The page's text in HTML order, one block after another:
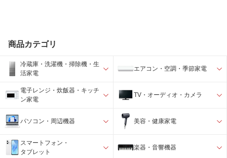
商品カテゴリ
冷蔵庫・洗濯機・掃除機・生
活家電
エアコン・空調・季節家電
電子レンジ・炊飯器・キッチ
ン家電
TV・オーディオ・カメラ
パソコン・周辺機器 美容・健康家電
スマートフォン・
タブレット
楽器・音響機器